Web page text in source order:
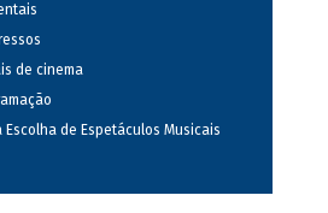
de cinema
Escolha de Espetáculos Musicais